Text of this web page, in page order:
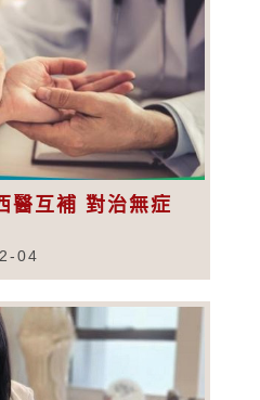
醫互補 對治無症
04